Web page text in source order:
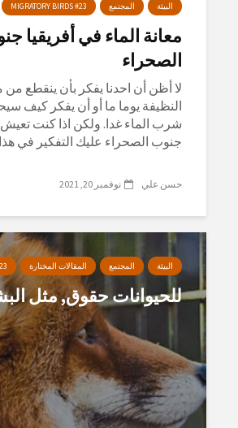
البيئة المجتمع MIGRATORY BIRDS #23
معانة الماء في أفريقيا
الصحراء
لا أظن أن احدنا يفكر بأن ينقطع
النظيفة يوما ما أو أن يفكر كيف
شرب الماء غدا. ولكن اذا كنت تعيش
جنوب الصحراء عليك التفكير في هذا
حسن علي نوفمبر 20, 2021
البيئة المجتمع المقالات المختارة
للحيوانات حقوق, مثل